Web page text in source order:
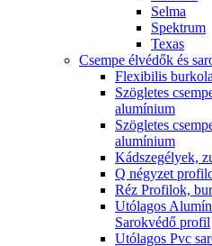
Selma
Spektrum
Texas
Csempe élvédők és
Flexibilis
Szögletes
alumínium
Szögletes
alumínium
Kádszegélyek,
Q négyzet
Réz Profilok,
Utólagos
Sarokvédő profil
Utólagos Pvc